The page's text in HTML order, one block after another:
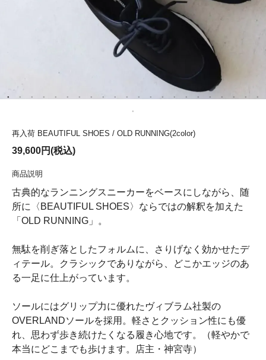
再入荷 BEAUTIFUL SHOES / OLD RUNNING(2color)
39,600円(税込)
商品説明
古典的なランニングスニーカーをベースにしながら、随
所に〈BEAUTIFUL SHOES〉ならではの解釈を加えた
「OLD RUNNING」。
無駄を削ぎ落としたフォルムに、さりげなく効かせたデ
ィテール。クラシックでありながら、どこかエッジのあ
る一足に仕上がっています。
ソールにはグリップ力に優れたヴィブラム社製の
OVERLANDソールを採用。軽さとクッション性にも優
れ、思わず歩き続けたくなる履き心地です。（軽やかで
本当にどこまでも歩けます。店主・神宮寺）